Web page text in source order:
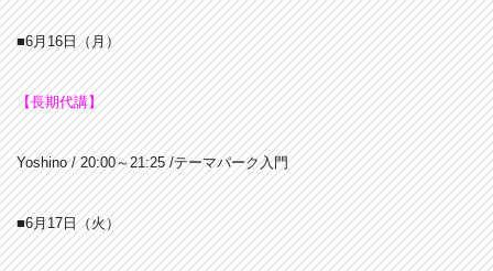
■6月16日（月）
【長期代講】
Yoshino / 20:00～21:25 /テーマパーク入門
■6月17日（火）